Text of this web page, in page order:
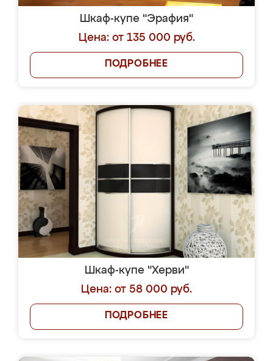
Шкаф-купе "Эрафия"
Цена: от 135 000 руб.
ПОДРОБНЕЕ
Шкаф-купе "Херви"
Цена: от 58 000 руб.
ПОДРОБНЕЕ